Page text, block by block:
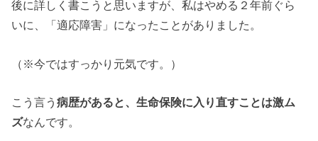
後に詳しく書こうと思いますが、私はやめる２年前ぐら
いに、「適応障害」になったことがありました。
（※今ではすっかり元気です。）
こう言う病歴があると、生命保険に入り直すことは激ム
ズなんです。